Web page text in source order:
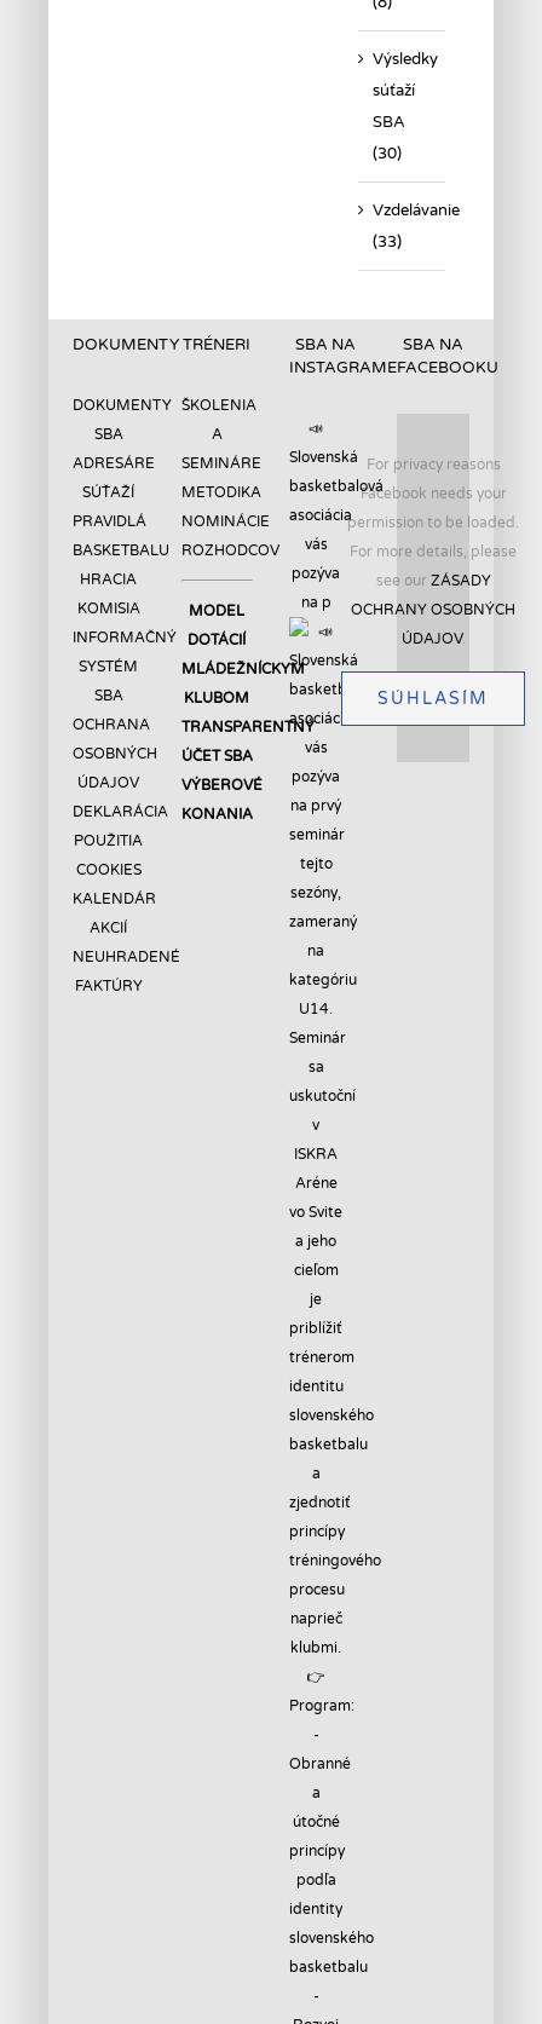
Výsledky
súťaží
SBA
(30)
Vzdelávanie
(33)
DOKUMENTY
DOKUMENTY
SBA
ADRESÁRE
SÚŤAŽÍ
PRAVIDLÁ
BASKETBALU
HRACIA
KOMISIA
INFORMAČNÝ
SYSTÉM
SBA
OCHRANA
OSOBNÝCH
ÚDAJOV
DEKLARÁCIA
POUŽITIA
COOKIES
KALENDÁR
AKCIÍ
NEUHRADENÉ
FAKTÚRY
TRÉNERI
ŠKOLENIA
A
SEMINÁRE
METODIKA
NOMINÁCIE
ROZHODCOV
MODEL
DOTÁCIÍ
MLÁDEŽNÍCKYM
KLUBOM
TRANSPARENTNÝ
ÚČET SBA
VÝBEROVÉ
KONANIA
SBA NA
INSTAGRAME
📣
Slovenská
basketbalová
asociácia
vás
pozýva
na p
SBA NA
FACEBOOKU
For privacy reasons
Facebook needs your
permission to be loaded.
For more details, please
see our ZÁSADY
OCHRANY OSOBNÝCH
ÚDAJOV.
SÚHLASÍM